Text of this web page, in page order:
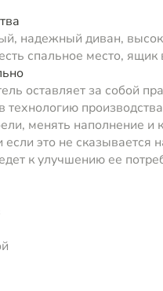
надежный диван,
спальное место, ящик
оставляет за собой
технологию
менять наполнение и
если это не сказывается
к улучшению ее